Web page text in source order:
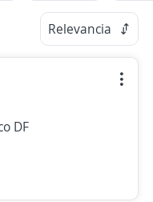
Relevancia
DF